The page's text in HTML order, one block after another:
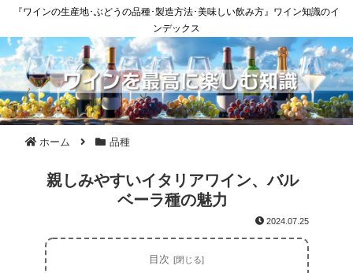
『ワインの生産地･ぶどうの品種･製造方法･美味しい飲み方』ワイン知識のイ
ンデックス
ホーム 品種
親しみやすいイタリアワイン、バル
ベーラ種の魅力
2024.07.25
目次